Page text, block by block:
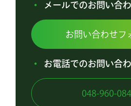
メールでのお問い合
お問い合わせフ
お電話でのお問い合
048-960-